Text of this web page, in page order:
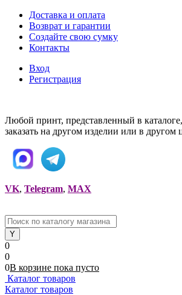
Доставка и оплата
Возврат и гарантии
Создайте свою сумку
Контакты
Вход
Регистрация
Любой принт, представленный в
заказать на другом изделии или в другом
VK, Telegram, MAX
0
0
0В корзине пока пусто
Каталог товаров
Каталог товаров